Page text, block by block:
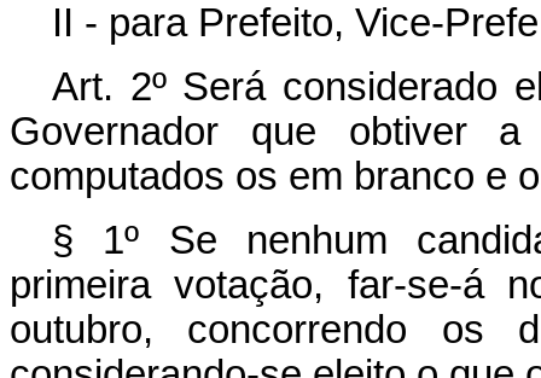
II - para Prefeito, Vice-
Art. 2º Será considerado
Governador que obtiver
computados os em branco e
§ 1º Se nenhum
primeira votação, far-se-á
outubro, concorrendo os